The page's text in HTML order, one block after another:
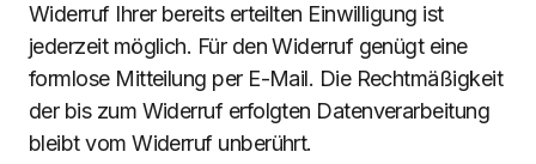
Widerruf Ihrer bereits erteilten Einwilligung ist
jederzeit möglich. Für den Widerruf genügt eine
formlose Mitteilung per E-Mail. Die Rechtmäßigkeit
der bis zum Widerruf erfolgten Datenverarbeitung
bleibt vom Widerruf unberührt.